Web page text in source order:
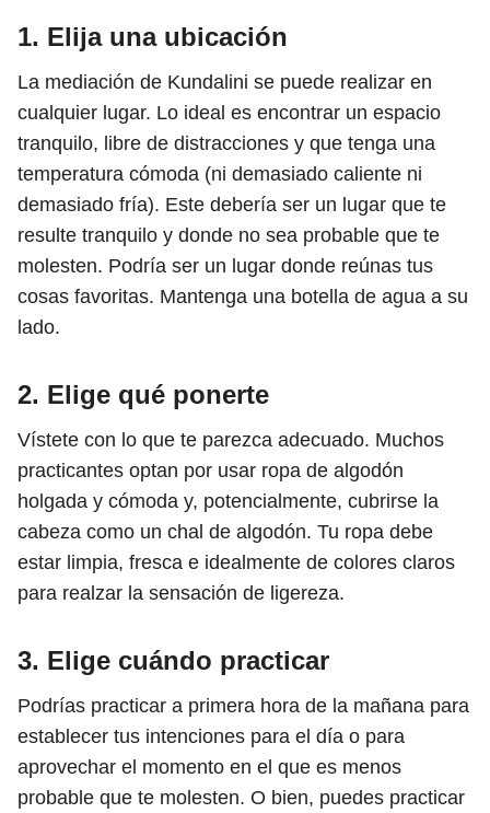
1. Elija una ubicación
La mediación de Kundalini se puede realizar en
cualquier lugar. Lo ideal es encontrar un espacio
tranquilo, libre de distracciones y que tenga una
temperatura cómoda (ni demasiado caliente ni
demasiado fría). Este debería ser un lugar que te
resulte tranquilo y donde no sea probable que te
molesten. Podría ser un lugar donde reúnas tus
cosas favoritas. Mantenga una botella de agua a su
lado.
2. Elige qué ponerte
Vístete con lo que te parezca adecuado. Muchos
practicantes optan por usar ropa de algodón
holgada y cómoda y, potencialmente, cubrirse la
cabeza como un chal de algodón. Tu ropa debe
estar limpia, fresca e idealmente de colores claros
para realzar la sensación de ligereza.
3. Elige cuándo practicar
Podrías practicar a primera hora de la mañana para
establecer tus intenciones para el día o para
aprovechar el momento en el que es menos
probable que te molesten. O bien, puedes practicar